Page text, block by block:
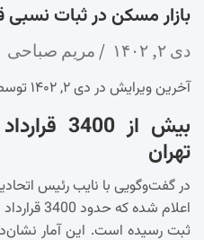
بازار مسکن در ثبات نسبی
دی ۲, ۱۴۰۲ مریم صباحی
آخرین ویرایش در دی ۲, ۱۴۰۲ توسط
بیش از
تهران
در گفت‌وگویی با نایب رئیس
اعلام شده
ثبت رسیده است. این آمار